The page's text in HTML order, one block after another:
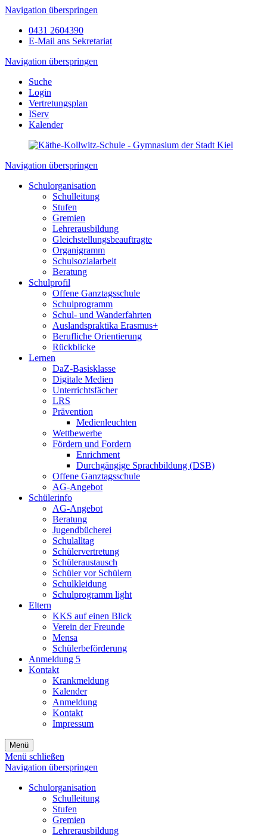
Navigation überspringen
0431 2604390
E-Mail ans Sekretariat
Navigation überspringen
Suche
Login
Vertretungsplan
IServ
Kalender
Navigation überspringen
Schulorganisation
Schulleitung
Stufen
Gremien
Lehrerausbildung
Gleichstellungsbeauftragte
Organigramm
Schulsozialarbeit
Beratung
Schulprofil
Offene Ganztagsschule
Schulprogramm
Schul- und Wanderfahrten
Auslandspraktika Erasmus+
Berufliche Orientierung
Rückblicke
Lernen
DaZ-Basisklasse
Digitale Medien
Unterrichtsfächer
LRS
Prävention
Medienleuchten
Wettbewerbe
Fördern und Fordern
Enrichment
Durchgängige Sprachbildung (DSB)
Offene Ganztagsschule
AG-Angebot
Schülerinfo
AG-Angebot
Beratung
Jugendbücherei
Schulalltag
Schülervertretung
Schüleraustausch
Schüler vor Schülern
Schulkleidung
Schulprogramm light
Eltern
KKS auf einen Blick
Verein der Freunde
Mensa
Schülerbeförderung
Anmeldung 5
Kontakt
Krankmeldung
Kalender
Anmeldung
Kontakt
Impressum
Menü
Menü schließen
Navigation überspringen
Schulorganisation
Schulleitung
Stufen
Gremien
Lehrerausbildung